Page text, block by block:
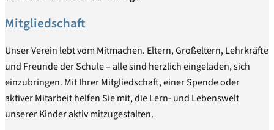
Mitgliedschaft
Unser Verein lebt vom Mitmachen. Eltern, Großeltern, Lehrkräfte
und Freunde der Schule – alle sind herzlich eingeladen, sich
einzubringen. Mit Ihrer Mitgliedschaft, einer Spende oder
aktiver Mitarbeit helfen Sie mit, die Lern- und Lebenswelt
unserer Kinder aktiv mitzugestalten.